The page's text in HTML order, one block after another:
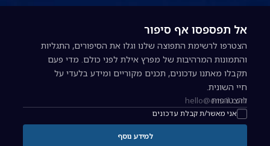
אל תפספסו אף סיפור
הצטרפו לרשימת התפוצה שלנו וגלו את הסיפורים, התגליות
והתמונות המרהיבות של מפרץ אילת לפני כולם. מדי פעם
תקבלו מאתנו עדכונים, תכנים מקוריים ומידע בלעדי על
חיי השונית.
כתובת אימייל להרשמה לניוזלטר
אני מאשר/ת קבלת עדכונים
להצטרפות
למידע נוסף